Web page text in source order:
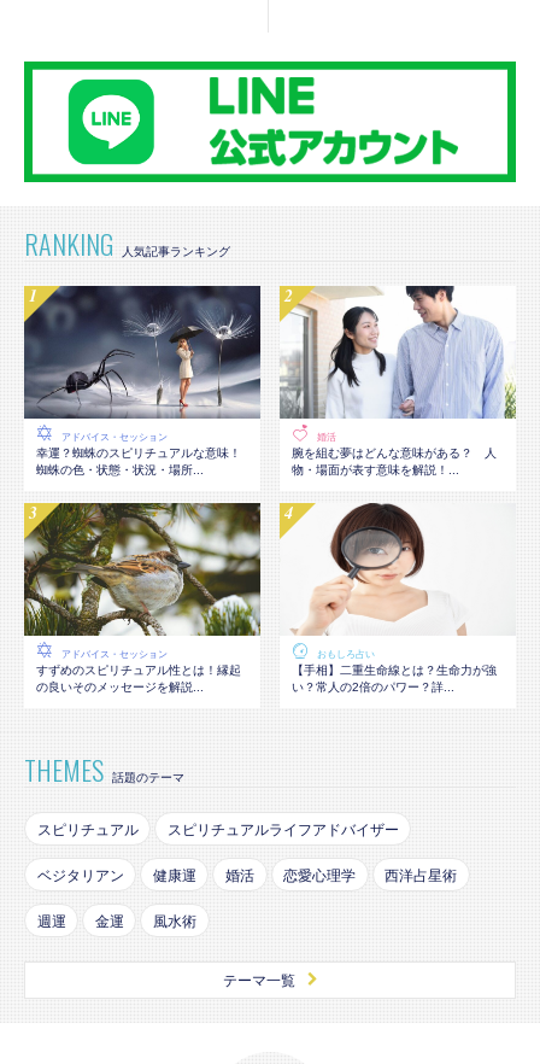
RANKING
アドバイス・セッション
幸運？蜘蛛のスピリチュアルな意味！
蜘蛛の色・状態・状況・場所...
婚活
腕を組む夢はどんな意味がある？ 人
物・場面が表す意味を解説！...
アドバイス・セッション
すずめのスピリチュアル性とは！縁起
の良いそのメッセージを解説...
おもしろ占い
【手相】二重生命線とは？生命力が強
い？常人の2倍のパワー？詳...
THEMES 話題のテーマ
スピリチュアル スピリチュアルライフアドバイザー
ベジタリアン 健康運 婚活 恋愛心理学 西洋占星術
週運 金運 風水術
テーマ一覧